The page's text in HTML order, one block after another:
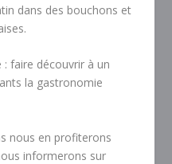
dans des bouchons et
découvrir à un
la gastronomie
en profiterons
informerons sur